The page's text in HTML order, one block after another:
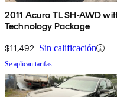
2011 Acura TL SH-AWD
Technology Package
$11,492 Sin calificación
Se aplican tarifas